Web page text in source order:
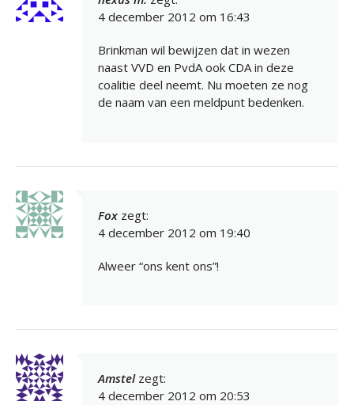
4 december 2012 om 16:43
Brinkman wil bewijzen dat in wezen
naast VVD en PvdA ook CDA in deze
coalitie deel neemt. Nu moeten ze nog
de naam van een meldpunt bedenken.
Fox zegt:
4 december 2012 om 19:40
Alweer “ons kent ons”!
Amstel zegt:
4 december 2012 om 20:53